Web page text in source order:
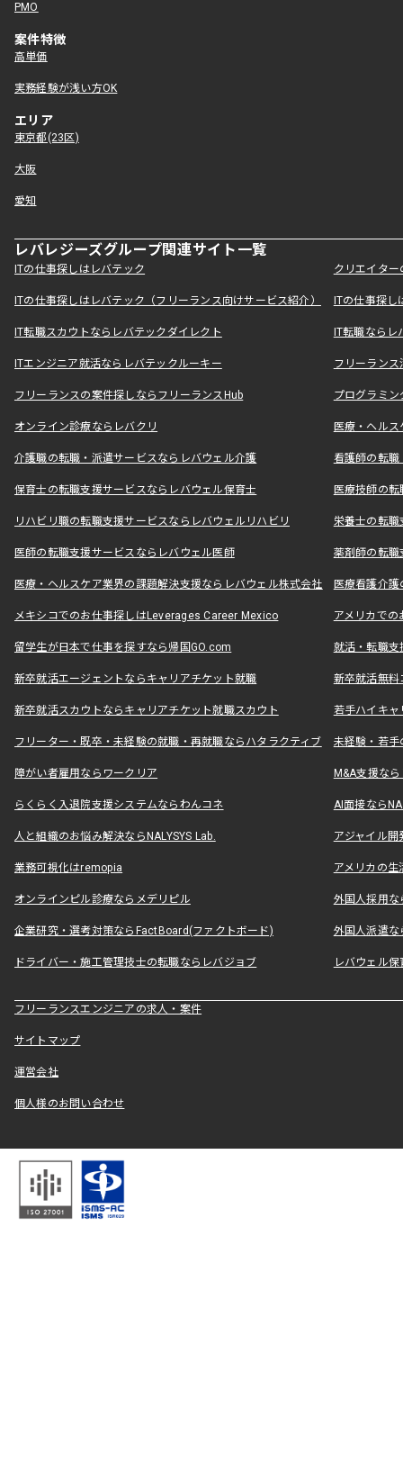
PMO
案件特徴
高単価
実務経験が浅い方OK
エリア
東京都(23区)
大阪
愛知
レバレジーズグループ関連サイト一覧
ITの仕事探しはレバテック クリエイタ
ITの仕事探しはレバテック（フリーランス向けサービス紹介） ITの仕事探
IT転職スカウトならレバテックダイレクト IT転職なら
ITエンジニア就活ならレバテックルーキー フリーラン
フリーランスの案件探しならフリーランスHub プログラミ
オンライン診療ならレバクリ 医療・ヘル
介護職の転職・派遣サービスならレバウェル介護 看護師の転
保育士の転職支援サービスならレバウェル保育士 医療技師の
リハビリ職の転職支援サービスならレバウェルリハビリ 栄養士の転
医師の転職支援サービスならレバウェル医師 薬剤師の転
医療・ヘルスケア業界の課題解決支援ならレバウェル株式会社 医療看護介
メキシコでのお仕事探しはLeverages Career Mexico アメリカで
留学生が日本で仕事を探すなら帰国GO.com 就活・転職
新卒就活エージェントならキャリアチケット就職 新卒就活無料
新卒就活スカウトならキャリアチケット就職スカウト 若手ハイキ
フリーター・既卒・未経験の就職・再就職ならハタラクティブ 未経験・若手
障がい者雇用ならワークリア M&A支援な
らくらく入退院支援システムならわんコネ AI面接なら
人と組織のお悩み解決ならNALYSYS Lab. アジャイル
業務可視化はremopia アメリカの
オンラインピル診療ならメデリピル 外国人採用
企業研究・選考対策ならFactBoard(ファクトボード) 外国人派遣な
ドライバー・施工管理技士の転職ならレバジョブ レバウェル
フリーランスエンジニアの求人・案件
サイトマップ
運営会社
個人様のお問い合わせ